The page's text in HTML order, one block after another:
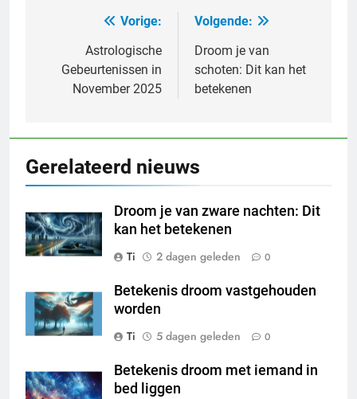
navigatie
Vorige:
Astrologische
Gebeurtenissen in
November 2025
Volgende:
Droom je van
schoten: Dit kan het
betekenen
Gerelateerd nieuws
Droom je van zware nachten: Dit
kan het betekenen
Ti
2 dagen geleden 0
Betekenis droom vastgehouden
worden
Ti
5 dagen geleden 0
Betekenis droom met iemand in
bed liggen